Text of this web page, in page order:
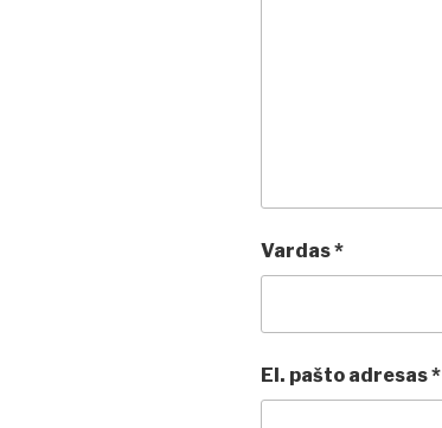
Vardas*
El. pašto adresas*